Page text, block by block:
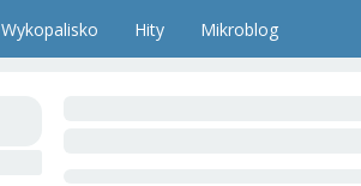
Wykopalisko Hity Mikroblog